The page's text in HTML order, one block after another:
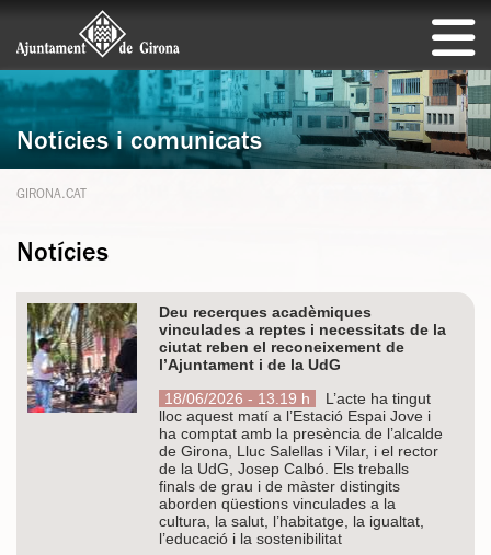
Notícies i comunicats
GIRONA.CAT
Notícies
Deu recerques acadèmiques
vinculades a reptes i necessitats de la
ciutat reben el reconeixement de
l’Ajuntament i de la UdG
18/06/2026 - 13.19 h
L’acte ha tingut
lloc aquest matí a l’Estació Espai Jove i
ha comptat amb la presència de l’alcalde
de Girona, Lluc Salellas i Vilar, i el rector
de la UdG, Josep Calbó. Els treballs
finals de grau i de màster distingits
aborden qüestions vinculades a la
cultura, la salut, l’habitatge, la igualtat,
l’educació i la sostenibilitat